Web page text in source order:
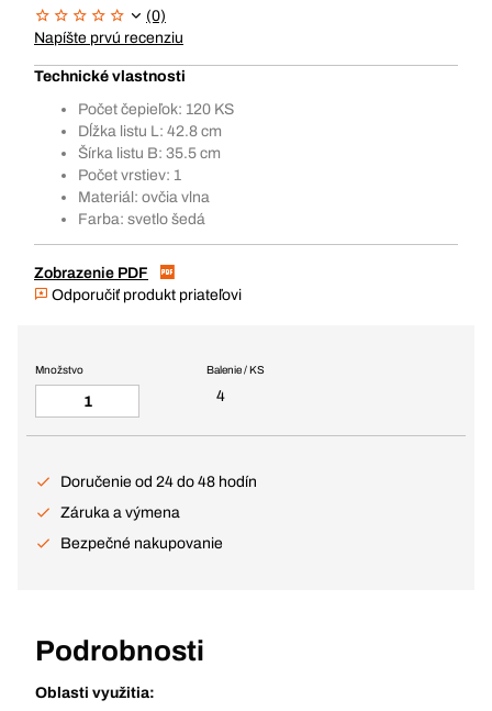
(0)
Napíšte prvú recenziu
Technické vlastnosti
Počet čepieľok: 120 KS
Dĺžka listu L: 42.8 cm
Šírka listu B: 35.5 cm
Počet vrstiev: 1
Materiál: ovčia vlna
Farba: svetlo šedá
Zobrazenie PDF
Odporučiť produkt priateľovi
Balenie / KS
4
Množstvo
Doručenie od 24 do 48 hodín
Záruka a výmena
Bezpečné nakupovanie
Podrobnosti
Oblasti využitia: